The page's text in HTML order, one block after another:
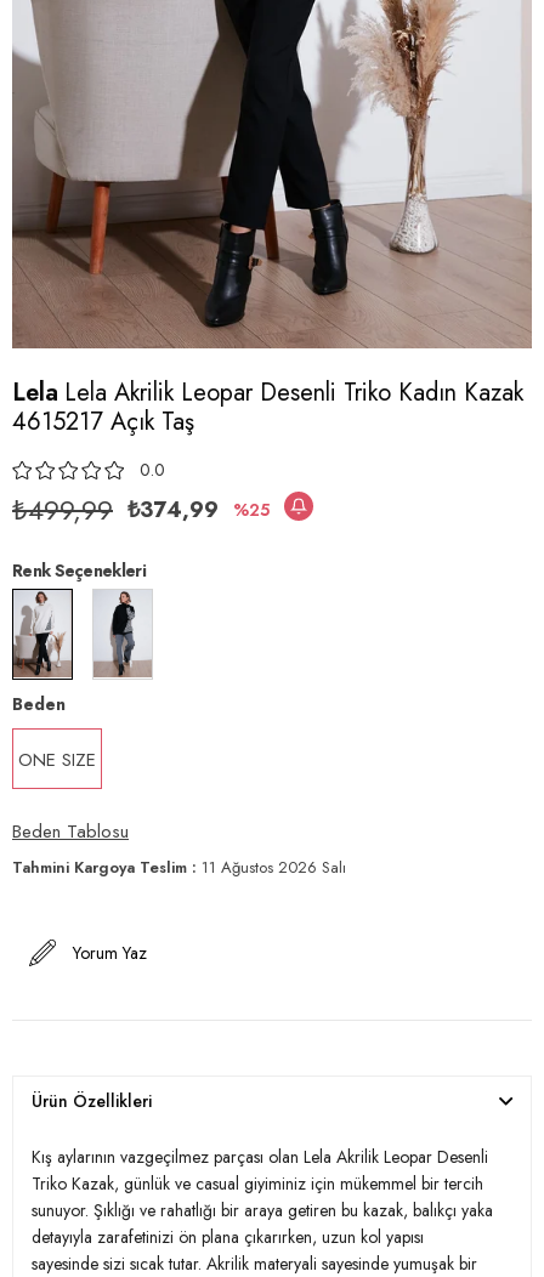
Lela Lela Akrilik Leopar Desenli Triko Kadın Kazak
4615217 Açık Taş
0.0
₺499,99 ₺374,99 25
Renk Seçenekleri
Beden
ONE SIZE
Beden Tablosu
Tahmini Kargoya Teslim : 11 Ağustos 2026 Salı
Yorum Yaz
Ürün Özellikleri
Kış aylarının vazgeçilmez parçası olan Lela Akrilik Leopar Desenli
Triko Kazak, günlük ve casual giyiminiz için mükemmel bir tercih
sunuyor. Şıklığı ve rahatlığı bir araya getiren bu kazak, balıkçı yaka
detayıyla zarafetinizi ön plana çıkarırken, uzun kol yapısı
sayesinde sizi sıcak tutar. Akrilik materyali sayesinde yumuşak bir